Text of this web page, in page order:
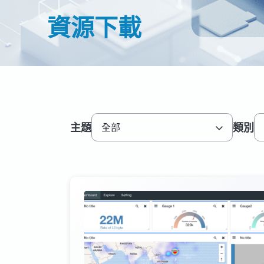
資源下載
主題 全部 類別